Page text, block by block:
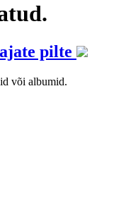
pilte
või albumid.